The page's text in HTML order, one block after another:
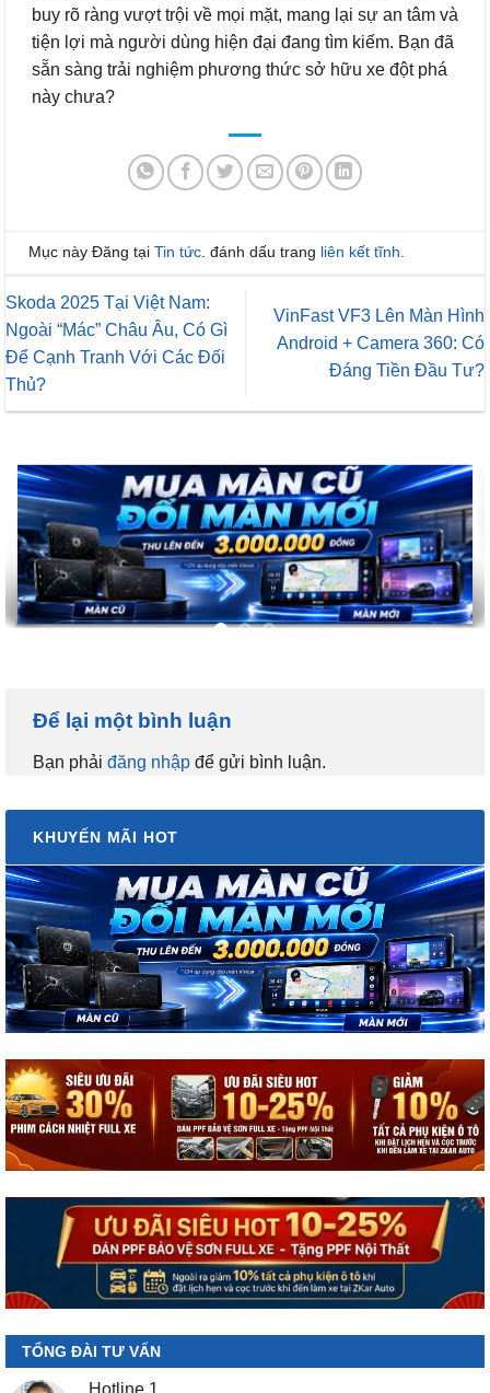
buy rõ ràng vượt trội về mọi mặt, mang lại sự an tâm và
tiện lợi mà người dùng hiện đại đang tìm kiếm. Bạn đã
sẵn sàng trải nghiệm phương thức sở hữu xe đột phá
này chưa?
Mục này Đăng tại Tin tức . đánh dấu trang liên kết tĩnh
Skoda 2025 Tại Việt Nam:
Ngoài “Mác” Châu Âu, Có Gì
Để Cạnh Tranh Với Các Đối
Thủ?
VinFast VF3 Lên Màn Hình
Android + Camera 360: Có
Đáng Tiền Đầu Tư?
Để lại một bình luận
Bạn phải đăng nhập để gửi bình luận.
KHUYẾN MÃI HOT
TỔNG ĐÀI TƯ VẤN